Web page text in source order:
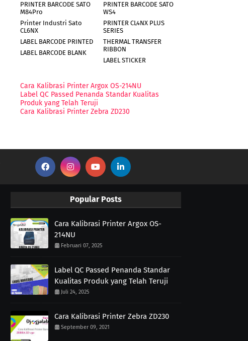
PRINTER BARCODE SATO
M84Pro
PRINTER BARCODE SATO
WS4
Printer Industri Sato
CL6NX
PRINTER CL4NX PLUS
SERIES
LABEL BARCODE PRINTED
THERMAL TRANSFER
RIBBON
LABEL BARCODE BLANK
LABEL STICKER
Cara Kalibrasi Printer Argox OS-214NU
Label QC Passed Penanda Standar Kualitas
Produk yang Telah Teruji
Cara Kalibrasi Printer Zebra ZD230
Popular Posts
Cara Kalibrasi Printer Argox OS-
214NU
Februari 07, 2025
Label QC Passed Penanda Standar
Kualitas Produk yang Telah Teruji
Juli 24, 2025
Cara Kalibrasi Printer Zebra ZD230
September 09, 2021